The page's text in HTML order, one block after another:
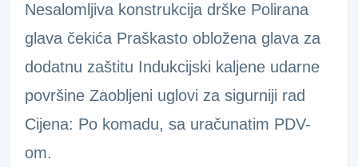
Nesalomljiva konstrukcija drške Polirana
glava čekića Praškasto obložena glava za
dodatnu zaštitu Indukcijski kaljene udarne
površine Zaobljeni uglovi za sigurniji rad
Cijena: Po komadu, sa uračunatim PDV-
om.